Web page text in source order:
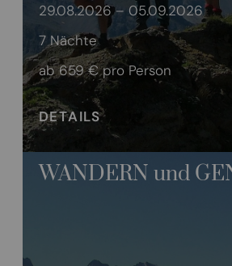
29.08.2026 – 05.09.2026
7 Nächte
ab 659 €pro Person
DETAILS
WANDERN und